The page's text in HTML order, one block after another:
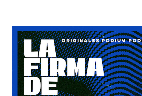
tener o no éxito con las audiencias
el éxito para un podcast de ficción) a
esfuerzos de Spotify: el lanzamiento, la
aplicación, la muy atractiva portada, el
suficientes o no para disparar montones